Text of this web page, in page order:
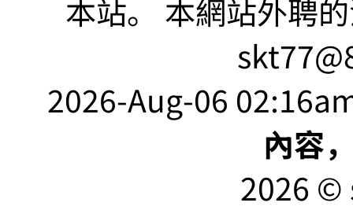
本站。 本網站外聘
2026-Aug-06
內容
2026 ©